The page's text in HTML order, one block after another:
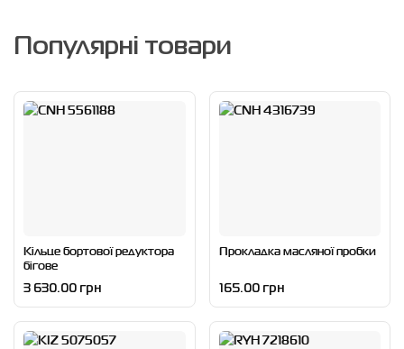
Популярні товари
Кільце бортової редуктора
бігове
3 630.00 грн
Прокладка масляної пробки
165.00 грн